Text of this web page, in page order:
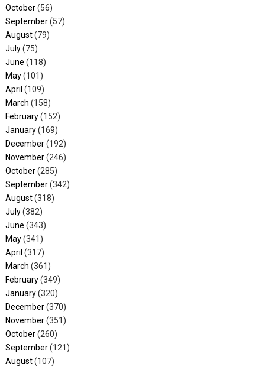
October(56)
September(57)
August(79)
July(75)
June (118)
May(101)
April (109)
March (158)
February(152)
January(169)
December(192)
November(246)
October(285)
September(342)
August(318)
July(382)
June (343)
May(341)
April (317)
March (361)
February(349)
January(320)
December(370)
November(351)
October(260)
September(121)
August(107)